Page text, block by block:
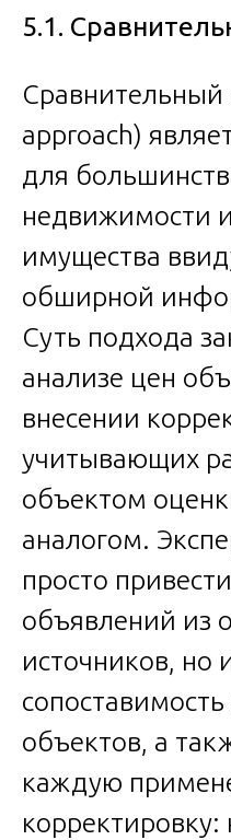
5.1.
approach)
для
недвижимости
имущества
обширной
Суть подхода
анализе цен
внесении
учитывающих
объектом
аналогом.
просто
объявлений из
источников, но
объектов, а
каждую
корректировку: